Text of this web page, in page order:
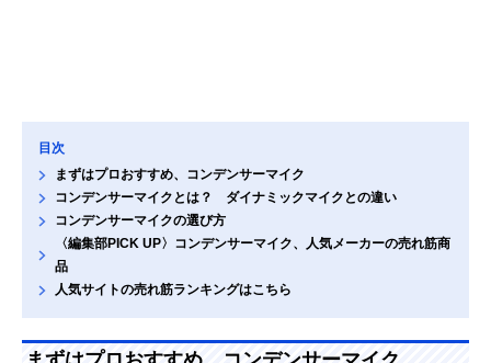
目次
まずはプロおすすめ、コンデンサーマイク
コンデンサーマイクとは？ ダイナミックマイクとの違い
コンデンサーマイクの選び方
〈編集部PICK UP〉コンデンサーマイク、人気メーカーの売れ筋商
品
人気サイトの売れ筋ランキングはこちら